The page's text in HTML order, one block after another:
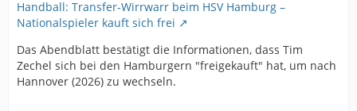
Handball: Transfer-Wirrwarr beim HSV Hamburg –
Nationalspieler kauft sich frei
Das Abendblatt bestätigt die Informationen, dass Tim
Zechel sich bei den Hamburgern "freigekauft" hat, um nach
Hannover (2026) zu wechseln.